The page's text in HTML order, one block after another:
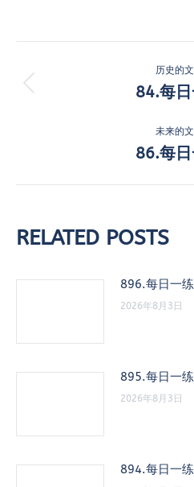
章
历史的
历
的
文
章
84.每
未来的
未
的
86.每
RELATED POSTS
896.每日一练
2026年8月3日
895.每日一练
2026年8月3日
894.每日一练